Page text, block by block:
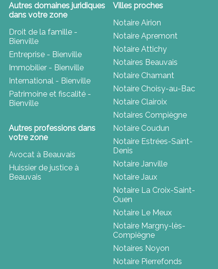
Autres domaines juridiques
dans votre zone
Droit de la famille -
Bienville
Entreprise - Bienville
Immobilier - Bienville
International - Bienville
Patrimoine et fiscalité -
Bienville
Autres professions dans
votre zone
Avocat à Beauvais
Huissier de justice à
Beauvais
Villes proches
Notaire Airion
Notaire Apremont
Notaire Attichy
Notaires Beauvais
Notaire Chamant
Notaire Choisy-au-Bac
Notaire Clairoix
Notaires Compiègne
Notaire Coudun
Notaire Estrées-Saint-
Denis
Notaire Janville
Notaire Jaux
Notaire La Croix-Saint-
Ouen
Notaire Le Meux
Notaire Margny-lès-
Compiègne
Notaires Noyon
Notaire Pierrefonds